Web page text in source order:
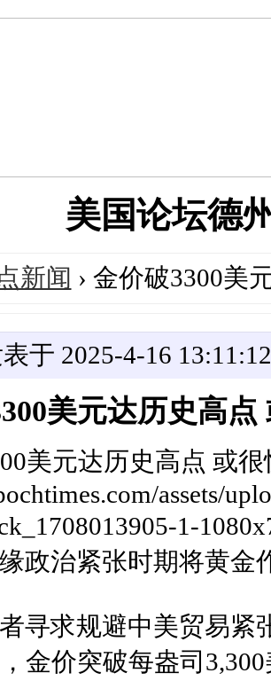
美国论坛德
新闻 › 金价破3300美
于 2025-4-16 13:11:12
美元达历史高点
美元达历史高点 或很
assets/
1-
政治紧张时期将黄金
寻求规避中美贸易紧
金价突破每盎司